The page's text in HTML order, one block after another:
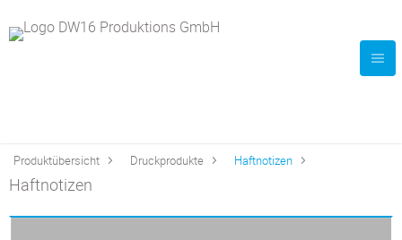
Produktübersicht Druckprodukte Haftnotizen
Haftnotizen